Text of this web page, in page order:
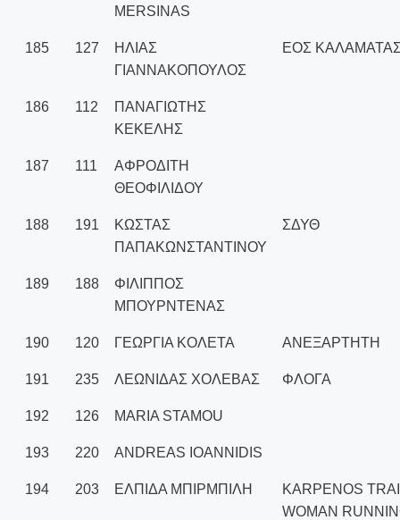
MERSINAS
185 127
ΗΛΙΑΣ
ΓΙΑΝΝΑΚΟΠΟΥΛΟΣ
ΕΟΣ
186 112
ΠΑΝΑΓΙΩΤΗΣ
ΚΕΚΕΛΗΣ
187 111
ΑΦΡΟΔΙΤΗ
ΘΕΟΦΙΛΙΔΟΥ
188 191
ΚΩΣΤΑΣ
ΠΑΠΑΚΩΝΣΤΑΝΤΙΝΟΥ
ΣΔΥΘ
189 188
ΦΙΛΙΠΠΟΣ
ΜΠΟΥΡΝΤΕΝΑΣ
190 120 ΓΕΩΡΓΙΑ ΚΟΛΕΤΑ ΑΝΕΞΑΡΤΗΤΗ
191 235 ΛΕΩΝΙΔΑΣ ΧΟΛΕΒΑΣ ΦΛΟΓΑ
192 126 MARIA STAMOU
193 220 ANDREAS IOANNIDIS
194 203 ΕΛΠΙΔΑ ΜΠΙΡΜΠΙΛΗ
KARPENOS
WOMAN